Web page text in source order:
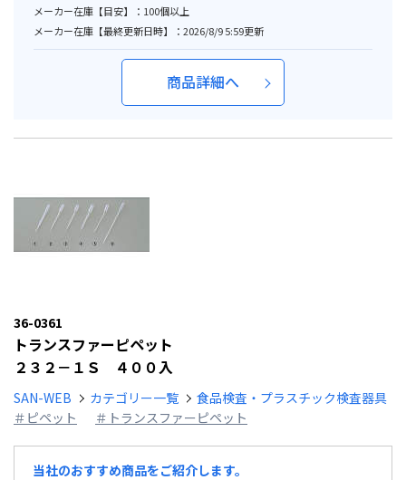
メーカー在庫【目安】：100個以上
メーカー在庫【最終更新日時】：2026/8/9 5:59更新
商品詳細へ
36-0361
トランスファーピペット
２３２－１Ｓ ４００入
SAN-WEB カテゴリー一覧
食品検査・プラスチック検査器具
＃ピペット
＃トランスファーピペット
当社のおすすめ商品をご紹介します。